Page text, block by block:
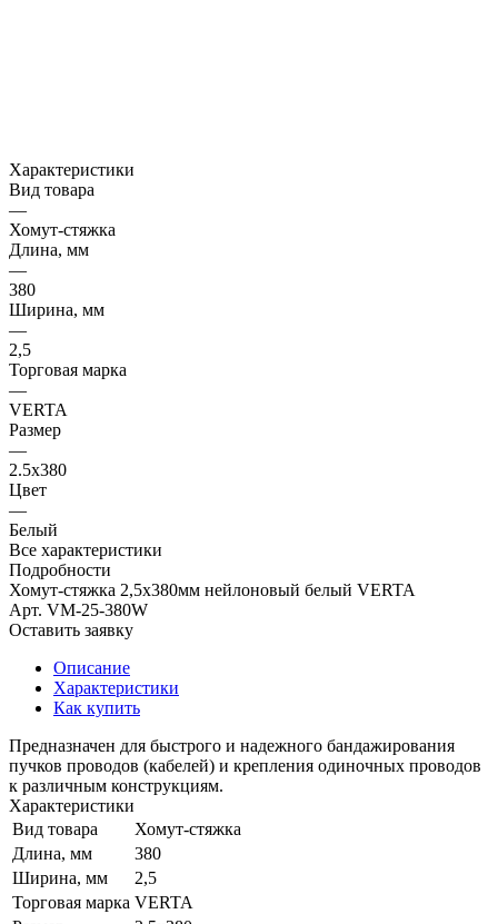
Характеристики
Вид товара
—
Хомут-стяжка
Длина, мм
—
380
Ширина, мм
—
2,5
Торговая марка
—
VERTA
Размер
—
2.5х380
Цвет
—
Белый
Все характеристики
Подробности
Хомут-стяжка 2,5х380мм нейлоновый белый VERTA
Арт. VM-25-380W
Оставить заявку
Описание
Характеристики
Как купить
Предназначен для быстрого и надежного бандажирования
пучков проводов (кабелей) и крепления одиночных проводов
к различным конструкциям.
Характеристики
Вид товара
Хомут-стяжка
Длина, мм
380
Ширина, мм
2,5
Торговая марка VERTA